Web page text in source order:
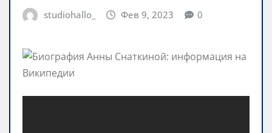
studiohallo_ Фев 9, 2023 0